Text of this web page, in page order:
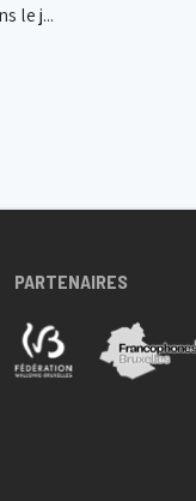
le j...
PARTENAIRES